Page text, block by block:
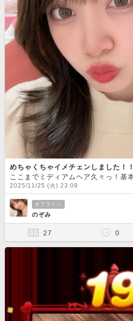
めちゃくちゃイメチェンしました！！
2025/11/25 (火) 23:09
オフライン
のぞみ
27 0